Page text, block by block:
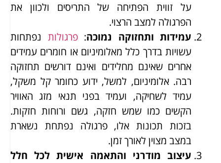
על זווית הפתיחה של התריסים ולכוון את
הפרגולה למצב הרצוי.
עמידות ותחזוקה נמוכה:פרגולות נפתחות
עשויות בדרך כלל מאלומיניום או חומרים עמידים
אחרים שאינם מחלידים ואינם דורשים תחזוקה
רבה. אלומיניום, למשל, ידוע כחומר קל משקל,
עמיד לשחיקה, ועמיד בפני תנאי מזג האוויר
הקשים כמו שמש חזקה, גשם ורוחות חזקות.
בזכות תכונות אלו, פרגולה נפתחת נשארת
במצב מצוין לאורך זמן.
עיצוב מודרני והתאמה אישית לכל חלל